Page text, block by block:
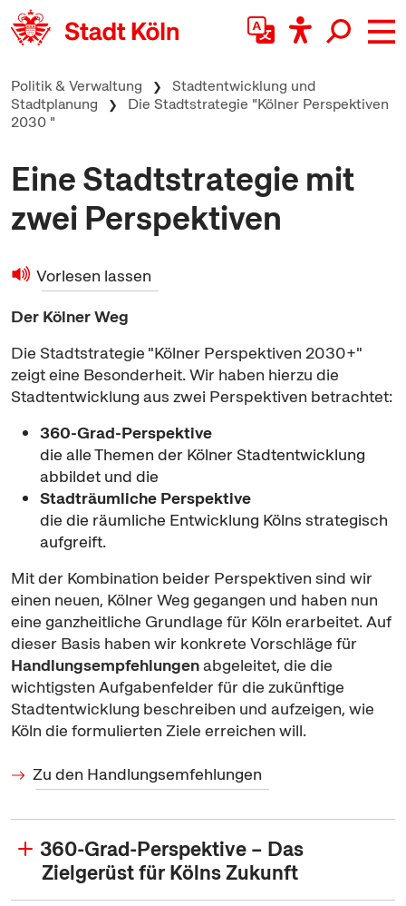
zum Inhalt springen
Politik & Verwaltung
Stadtentwicklung und
Stadtplanung
Die Stadtstrategie "Kölner Perspektiven
2030 "
Eine Stadtstrategie mit
zwei Perspektiven
Vorlesen lassen
Der Kölner Weg
Die Stadtstrategie "Kölner Perspektiven 2030+"
zeigt eine Besonderheit. Wir haben hierzu die
Stadtentwicklung aus zwei Perspektiven betrachtet:
360-Grad-Perspektive
die alle Themen der Kölner Stadtentwicklung
abbildet und die
Stadträumliche Perspektive
die die räumliche Entwicklung Kölns strategisch
aufgreift.
Mit der Kombination beider Perspektiven sind wir
einen neuen, Kölner Weg gegangen und haben nun
eine ganzheitliche Grundlage für Köln erarbeitet. Auf
dieser Basis haben wir konkrete Vorschläge für
Handlungsempfehlungenabgeleitet, die die
wichtigsten Aufgabenfelder für die zukünftige
Stadtentwicklung beschreiben und aufzeigen, wie
Köln die formulierten Ziele erreichen will.
Zu den Handlungsemfehlungen
360-Grad-Perspektive – Das
Zielgerüst für Kölns Zukunft